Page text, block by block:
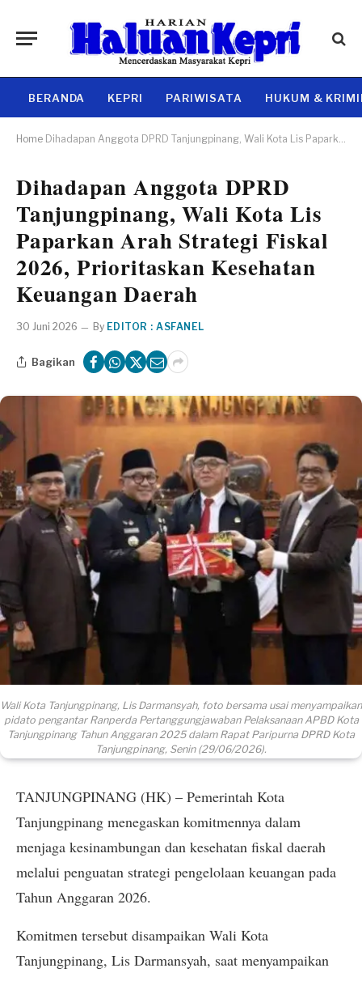
BERANDA KEPRI PARIWISATA HUKUM &
Home Dihadapan Anggota DPRD Tanjungpinang, Wali Kota Lis Paparkan Arah Strategi Fiskal 2026, Prioritaskan Kesehatan Keuangan Daerah
Dihadapan Anggota DPRD
Tanjungpinang, Wali Kota Lis
Paparkan Arah Strategi Fiskal
2026, Prioritaskan Kesehatan
Keuangan Daerah
30 Juni 2026 By EDITOR : ASFANEL
Bagikan
Wali Kota Tanjungpinang, Lis Darmansyah, foto bersama usai menyampaikan
pidato pengantar Ranperda Pertanggungjawaban Pelaksanaan APBD Kota
Tanjungpinang Tahun Anggaran 2025 dalam Rapat Paripurna DPRD Kota
Tanjungpinang, Senin (29/06/2026).
TANJUNGPINANG (HK) – Pemerintah Kota
Tanjungpinang menegaskan komitmennya dalam
menjaga kesinambungan dan kesehatan fiskal daerah
melalui penguatan strategi pengelolaan keuangan pada
Tahun Anggaran 2026.
Komitmen tersebut disampaikan Wali Kota
Tanjungpinang, Lis Darmansyah, saat menyampaikan